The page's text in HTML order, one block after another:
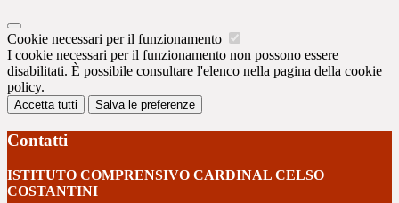
Cookie necessari per il funzionamento
I cookie necessari per il funzionamento non possono essere
disabilitati. È possibile consultare l'elenco nella pagina della cookie
policy.
Accetta tutti Salva le preferenze
Contatti
ISTITUTO COMPRENSIVO CARDINAL CELSO
COSTANTINI